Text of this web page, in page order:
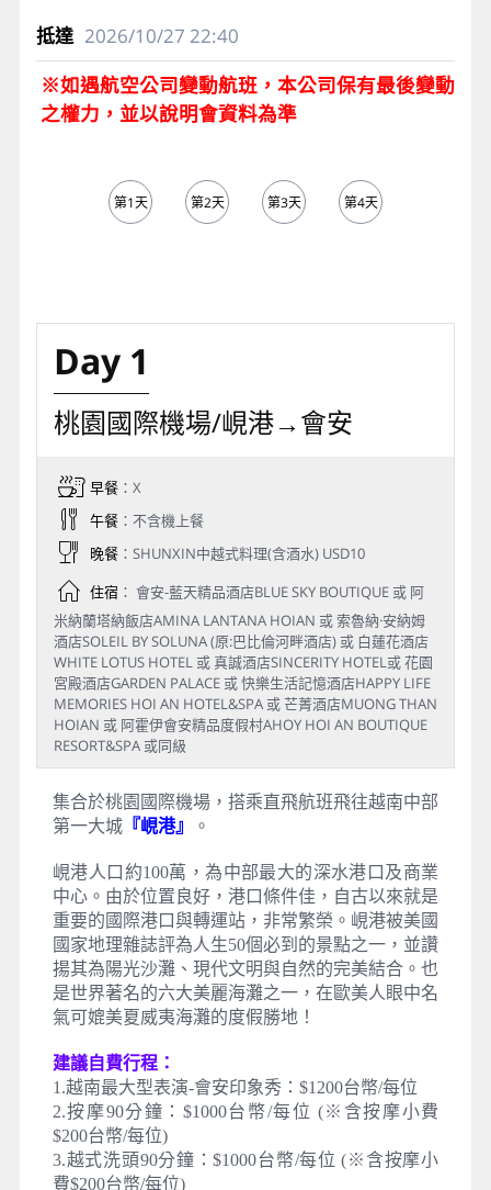
2026/10/27 22:40
※如遇航空公司變動航班，本公司保有最後變動
之權力，並以說明會資料為準
第1天 第2天 第3天 第4天
Day 1
桃園國際機場/峴港→會安
早餐：X
午餐：不含機上餐
晚餐：SHUNXIN中越式料理(含酒水) USD10
住宿： 會安-藍天精品酒店BLUE SKY BOUTIQUE 或 阿
米納蘭塔納飯店AMINA LANTANA HOIAN 或 索魯納·安納姆
酒店SOLEIL BY SOLUNA (原:巴比倫河畔酒店) 或 白蓮花酒店
WHITE LOTUS HOTEL 或 真誠酒店SINCERITY HOTEL或 花園
宮殿酒店GARDEN PALACE 或 快樂生活記憶酒店HAPPY LIFE
MEMORIES HOI AN HOTEL&SPA 或 芒菁酒店MUONG THAN
HOIAN 或 阿霍伊會安精品度假村AHOY HOI AN BOUTIQUE
RESORT&SPA 或同級
集合於桃園國際機場，搭乘直飛航班飛往越南中部
第一大城『峴港』 。
峴港人口約100萬，為中部最大的深水港口及商業
中心。由於位置良好，港口條件佳，自古以來就是
重要的國際港口與轉運站，非常繁榮。峴港被美國
國家地理雜誌評為人生50個必到的景點之一，並讚
揚其為陽光沙灘、現代文明與自然的完美結合。也
是世界著名的六大美麗海灘之一，在歐美人眼中名
氣可媲美夏威夷海灘的度假勝地！
建議自費行程：
1.越南最大型表演-會安印象秀：$1200台幣/每位
2.按摩90分鐘：$1000台幣/每位 (※含按摩小費
$200台幣/每位)
3.越式洗頭90分鐘：$1000台幣/每位 (※含按摩小
費$200台幣/每位)